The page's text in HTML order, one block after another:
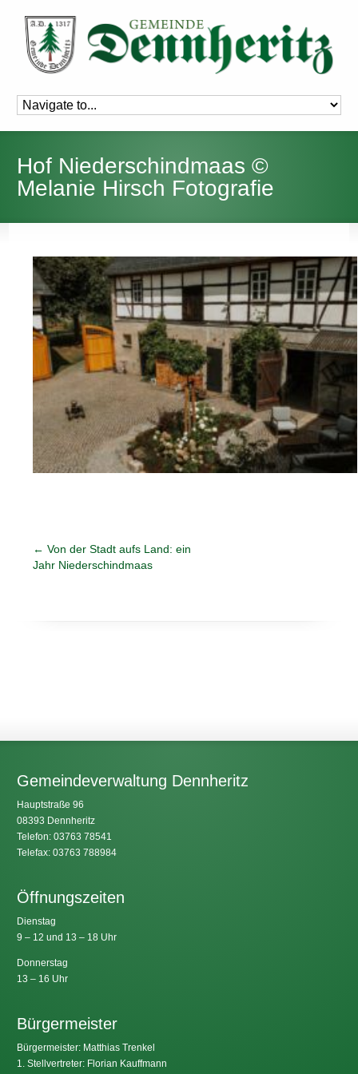
Hof Niederschindmaas ©
Melanie Hirsch Fotografie
← Von der Stadt aufs Land: ein
Jahr Niederschindmaas
Gemeindeverwaltung Dennheritz
Hauptstraße 96
08393 Dennheritz
Telefon: 03763 78541
Telefax: 03763 788984
Öffnungszeiten
Dienstag
9 – 12 und 13 – 18 Uhr
Donnerstag
13 – 16 Uhr
Bürgermeister
Bürgermeister: Matthias Trenkel
1. Stellvertreter: Florian Kauffmann